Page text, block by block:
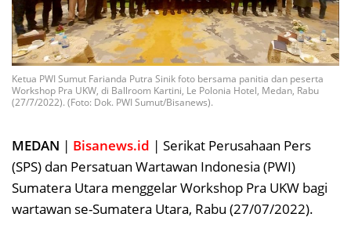
Ketua PWI Sumut Farianda Putra Sinik foto bersama panitia dan peserta
Workshop Pra UKW, di Ballroom Kartini, Le Polonia Hotel, Medan, Rabu
(27/7/2022). (Foto: Dok. PWI Sumut/Bisanews).
MEDAN | Bisanews.id | Serikat Perusahaan Pers
(SPS) dan Persatuan Wartawan Indonesia (PWI)
Sumatera Utara menggelar Workshop Pra UKW bagi
wartawan se-Sumatera Utara, Rabu (27/07/2022).